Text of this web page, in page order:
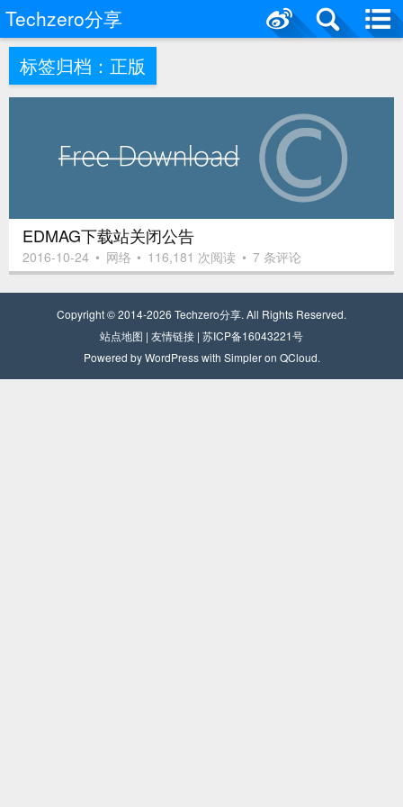
Techzero分享
标签归档： 正版
EDMAG下载站关闭公告
2016-10-24 • 网络 • 116,181 次阅读 • 7 条评论
Copyright © 2014-2026 Techzero分享. All Rights Reserved.
站点地图 | 友情链接 | 苏ICP备16043221号
Powered byWordPresswith Simpleron QCloud.